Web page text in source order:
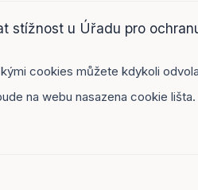
stížnost u Úřadu pro
cookies můžete kdykoli
na webu nasazena cookie lišta.